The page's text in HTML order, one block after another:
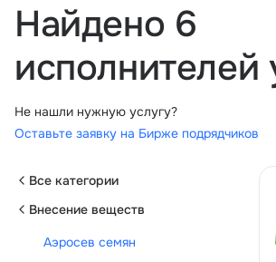
Услуги
Сервисы
Биржа
О проекте
Клиентам
Государственные программы
Найдено 6
исполнителей
Не нашли нужную услугу?
Оставьте заявку на Бирже подрядчиков
Все категории
Внесение веществ
Аэросев семян